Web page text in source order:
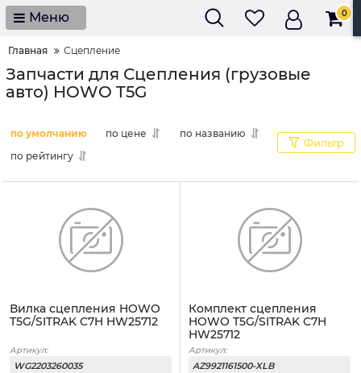
Меню 0
Главная Сцепление
Запчасти для Сцепления (грузовые
авто) HOWO T5G
по умолчанию по цене
по названию
по рейтингу
Фильтр
Вилка сцепления HOWO
T5G/SITRAK C7H HW25712
Артикул:
WG2203260035
Комплект сцепления
HOWO T5G/SITRAK C7H
HW25712
Артикул:
AZ9921161500-XLB